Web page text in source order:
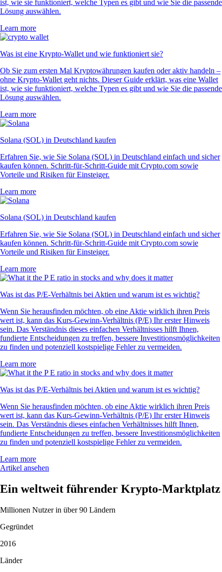
ist, wie sie funktioniert, welche Typen es gibt und wie Sie die passende
Lösung auswählen.
Learn more
Was ist eine Krypto-Wallet und wie funktioniert sie?
Ob Sie zum ersten Mal Kryptowährungen kaufen oder aktiv handeln –
ohne Krypto-Wallet geht nichts. Dieser Guide erklärt, was eine Wallet
ist, wie sie funktioniert, welche Typen es gibt und wie Sie die passende
Lösung auswählen.
Learn more
Solana (SOL) in Deutschland kaufen
Erfahren Sie, wie Sie Solana (SOL) in Deutschland einfach und sicher
kaufen können. Schritt-für-Schritt-Guide mit Crypto.com sowie
Vorteile und Risiken für Einsteiger.
Learn more
Solana (SOL) in Deutschland kaufen
Erfahren Sie, wie Sie Solana (SOL) in Deutschland einfach und sicher
kaufen können. Schritt-für-Schritt-Guide mit Crypto.com sowie
Vorteile und Risiken für Einsteiger.
Learn more
Was ist das P/E-Verhältnis bei Aktien und warum ist es wichtig?
Wenn Sie herausfinden möchten, ob eine Aktie wirklich ihren Preis
wert ist, kann das Kurs-Gewinn-Verhältnis (P/E) Ihr erster Hinweis
sein. Das Verständnis dieses einfachen Verhältnisses hilft Ihnen,
fundierte Entscheidungen zu treffen, bessere Investitionsmöglichkeiten
zu finden und potenziell kostspielige Fehler zu vermeiden.
Learn more
Was ist das P/E-Verhältnis bei Aktien und warum ist es wichtig?
Wenn Sie herausfinden möchten, ob eine Aktie wirklich ihren Preis
wert ist, kann das Kurs-Gewinn-Verhältnis (P/E) Ihr erster Hinweis
sein. Das Verständnis dieses einfachen Verhältnisses hilft Ihnen,
fundierte Entscheidungen zu treffen, bessere Investitionsmöglichkeiten
zu finden und potenziell kostspielige Fehler zu vermeiden.
Learn more
Artikel ansehen
Ein weltweit führender Krypto-Marktplatz
Millionen Nutzer in über 90 Ländern
Gegründet
2016
Länder